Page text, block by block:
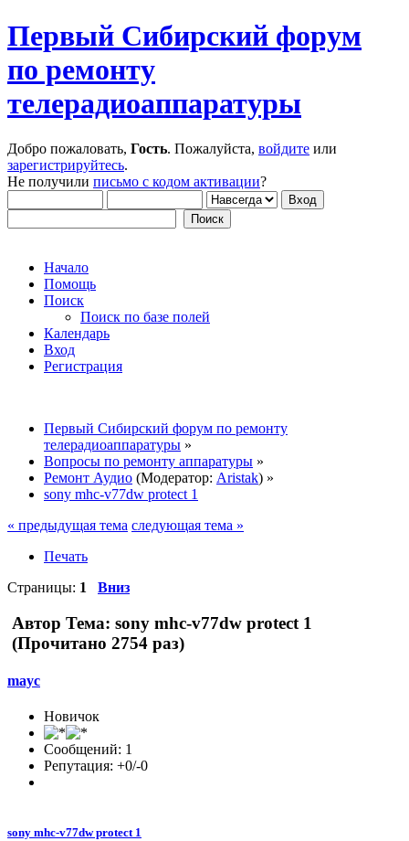
Первый Сибирский форум
по ремонту
телерадиоаппаратуры
Добро пожаловать, Гость. Пожалуйста, войдите или
зарегистрируйтесь.
Не получили письмо с кодом активации?
Начало
Помощь
Поиск
Поиск по базе полей
Календарь
Вход
Регистрация
Первый Сибирский форум по ремонту
телерадиоаппаратуры »
Вопросы по ремонту аппаратуры »
Ремонт Аудио (Модератор: Aristak) »
sony mhc-v77dw protect 1
« предыдущая тема следующая тема »
Печать
Страницы: 1 Вниз
Автор Тема: sony mhc-v77dw protect 1
(Прочитано 2754 раз)
mayc
Новичок
Сообщений: 1
Репутация: +0/-0
sony mhc-v77dw protect 1